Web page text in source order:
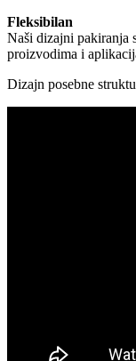
Fleksibilan
Naši dizajni pakiranja
proizvodima i
Dizajn posebne